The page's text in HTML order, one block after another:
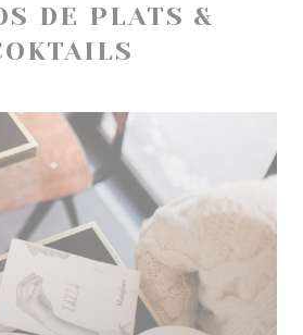
DE PLATS &